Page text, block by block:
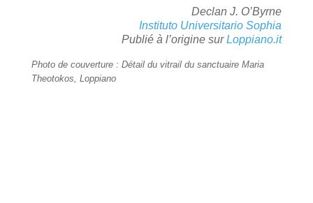
Declan J. O’Byrne
Instituto Universitario Sophia
Publié à l’origine surLoppiano.it
Photo de couverture : Détail du vitrail du sanctuaire Maria
Theotokos, Loppiano